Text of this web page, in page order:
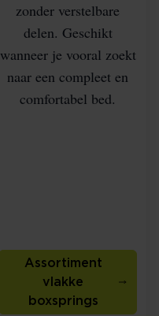
zonder verstelbare
delen. Geschikt
wanneer je vooral zoekt
naar een compleet en
comfortabel bed.
Assortiment
vlakke
boxsprings